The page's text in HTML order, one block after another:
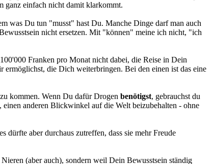
ganz einfach nicht damit klarkommt.
was Du tun "musst" hast Du. Manche Dinge darf man auch
nicht ersetzen. Mit "können" meine ich nicht, "ich
Franken pro Monat nicht dabei, die Reise in Dein
die Dich weiterbringen. Bei den einen ist das eine
kommen. Wenn Du dafür Drogen benötigst, gebrauchst du
anderen Blickwinkel auf die Welt beizubehalten - ohne
dürfte aber durchaus zutreffen, dass sie mehr Freude
(aber auch), sondern weil Dein Bewusstsein ständig